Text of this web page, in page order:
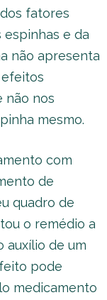
fatores
e da
não apresenta
não nos
mesmo.
com
de
quadro de
o remédio a
auxílio de um
pode
medicamento